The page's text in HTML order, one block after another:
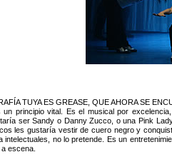
TUYA ES GREASE, QUE AHORA SE
un principio vital. Es el musical por
ser Sandy o Danny Zucco, o una Pink
les gustaría vestir de cuero negro y
no lo pretende. Es un
escena.